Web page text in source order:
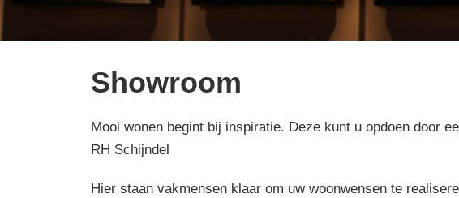
Showroom
Mooi wonen begint bij inspiratie. Deze kunt u opdoen door
RH Schijndel
Hier staan vakmensen klaar om uw woonwensen te